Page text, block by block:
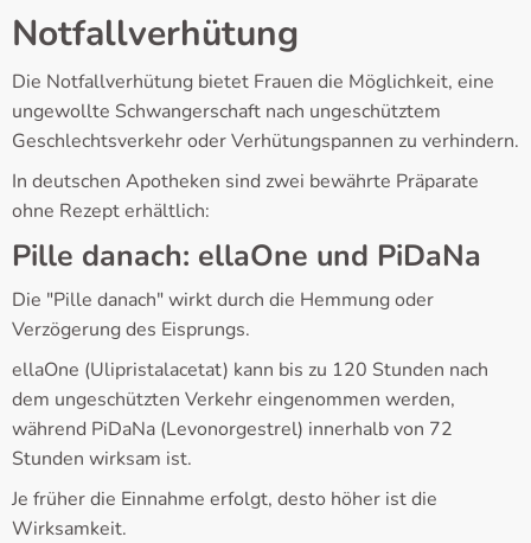
Notfallverhütung
Die Notfallverhütung bietet Frauen die Möglichkeit, eine
ungewollte Schwangerschaft nach ungeschütztem
Geschlechtsverkehr oder Verhütungspannen zu verhindern.
In deutschen Apotheken sind zwei bewährte Präparate
ohne Rezept erhältlich:
Pille danach: ellaOne und PiDaNa
Die "Pille danach" wirkt durch die Hemmung oder
Verzögerung des Eisprungs.
ellaOne (Ulipristalacetat) kann bis zu 120 Stunden nach
dem ungeschützten Verkehr eingenommen werden,
während PiDaNa (Levonorgestrel) innerhalb von 72
Stunden wirksam ist.
Je früher die Einnahme erfolgt, desto höher ist die
Wirksamkeit.